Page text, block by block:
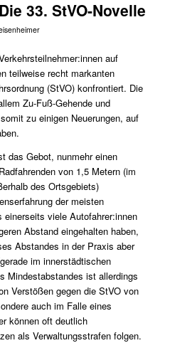
33. StVO-Novelle
auf
teilweise recht markanten
(StVO) konfrontiert. Die
Zu-Fuß-Gehende und
zu einigen Neuerungen, auf
das Gebot, nunmehr einen
von 1,5 Metern (im
des Ortsgebiets)
der meisten
viele Autofahrer:innen
Abstand eingehalten haben,
Abstandes in der Praxis aber
im innerstädtischen
Mindestabstandes ist allerdings
Verstößen gegen die StVO von
auch im Falle eines
können oft deutlich
als Verwaltungsstrafen folgen.